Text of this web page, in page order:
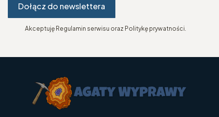
Dołącz do newslettera
Akceptuję Regulamin serwisu oraz Politykę prywatności.